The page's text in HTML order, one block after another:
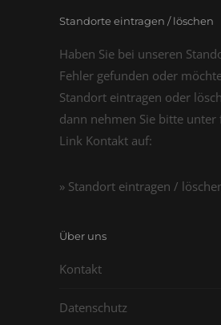
Standorte eintragen / löschen
Haben Sie bei unseren
Fehler gefunden oder
Standort eintragen oder
dann nehmen Sie bitte unter
Link Kontakt auf:
» Standort eintragen /
Über uns
Kontakt
Datenschutz